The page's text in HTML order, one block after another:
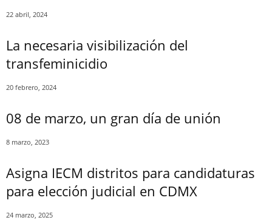
22 abril, 2024
La necesaria visibilización del
transfeminicidio
20 febrero, 2024
08 de marzo, un gran día de unión
8 marzo, 2023
Asigna IECM distritos para candidaturas
para elección judicial en CDMX
24 marzo, 2025